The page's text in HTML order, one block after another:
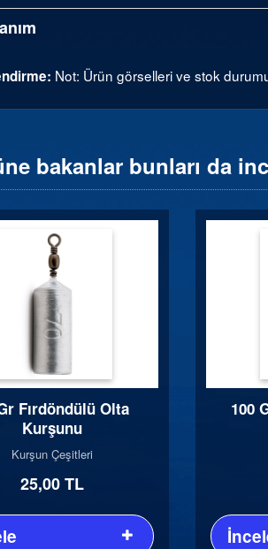
Not: Ürün görselleri ve stok
bakanlar bunları da
Fırdöndülü Olta
Kurşunu
Kurşun Çeşitleri
25,00 TL
100